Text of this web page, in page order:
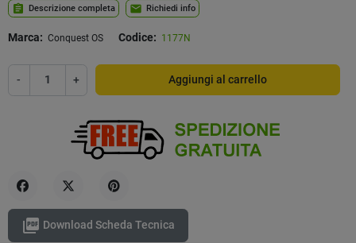
assignment Descrizione completa mail Richiedi info
Marca: Conquest OS Codice: 1177N
- + Aggiungi al carrello
 Download Scheda Tecnica